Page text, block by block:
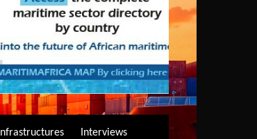
Infrastructures Interviews